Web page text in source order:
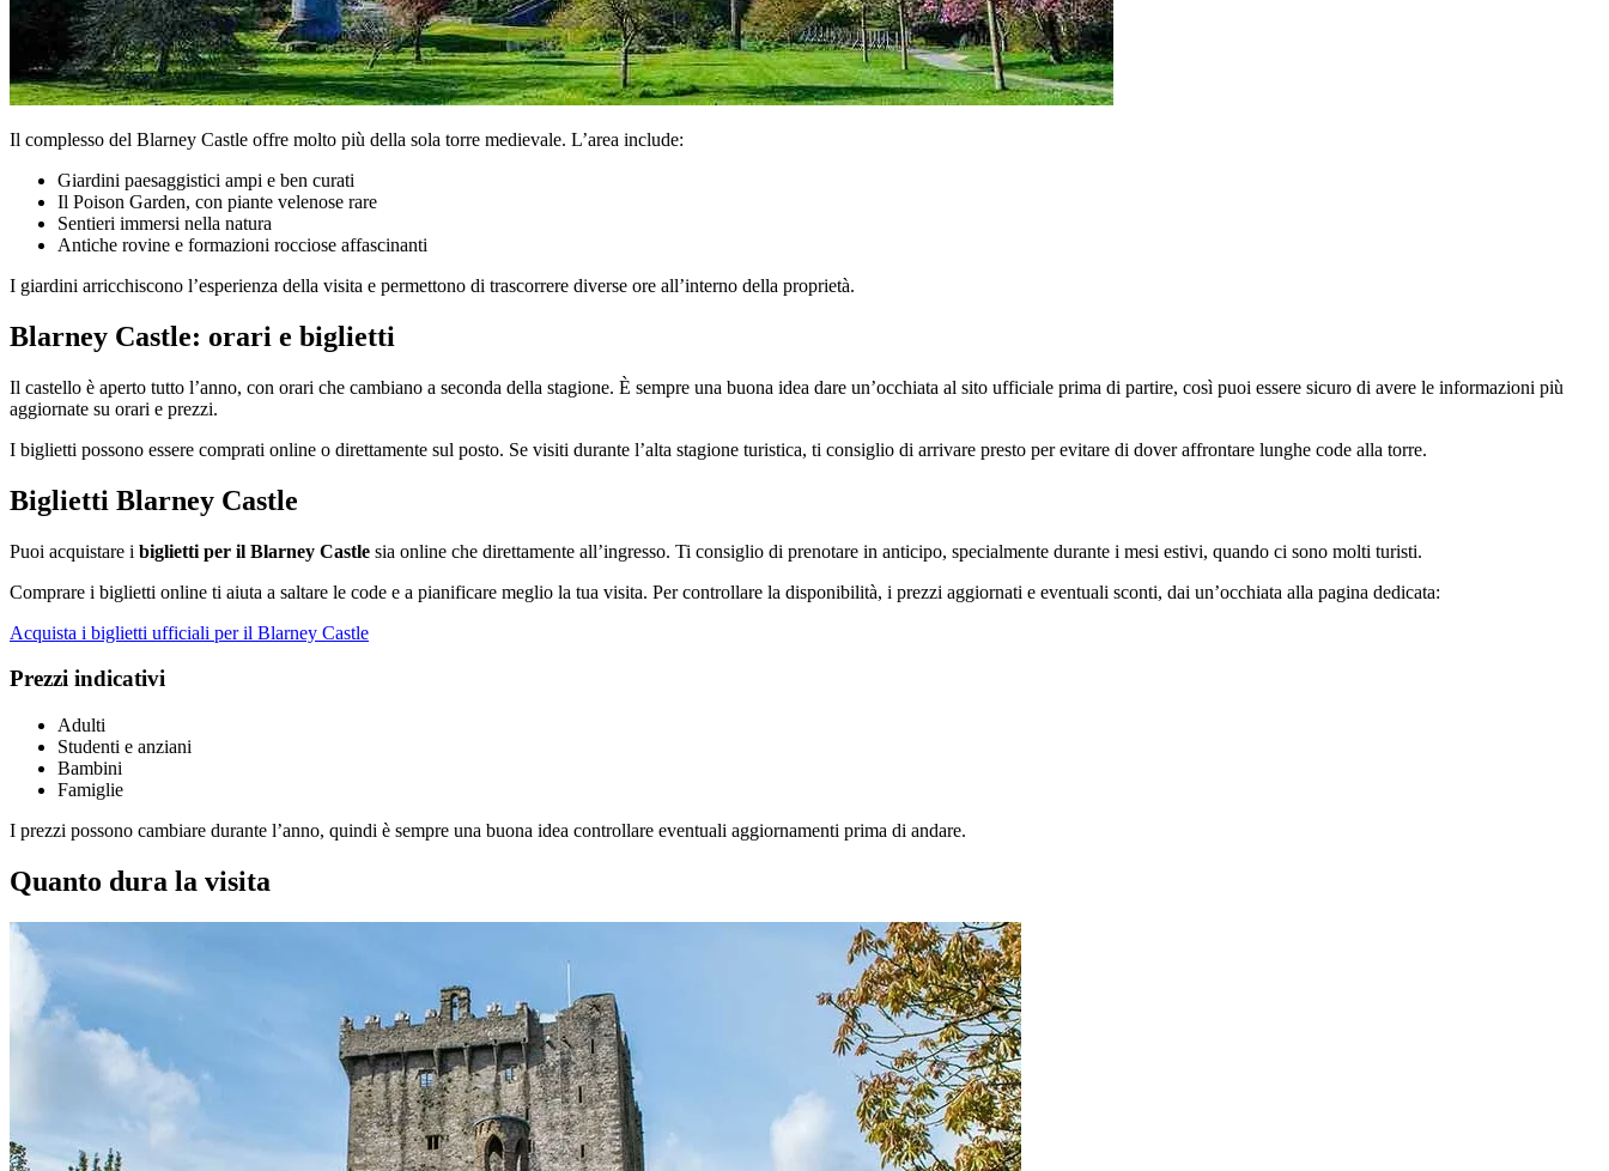
Il complesso del Blarney Castle offre molto più della sola torre medievale. L’area include:
Giardini paesaggistici ampi e ben curati
Il Poison Garden, con piante velenose rare
Sentieri immersi nella natura
Antiche rovine e formazioni rocciose affascinanti
I giardini arricchiscono l’esperienza della visita e permettono di trascorrere diverse ore all’interno della proprietà.
Blarney Castle: orari e biglietti
Il castello è aperto tutto l’anno, con orari che cambiano a seconda della stagione. È sempre una buona idea dare un’occhiata al sito ufficiale prima di partire, così puoi essere sicuro di avere le informazioni più
aggiornate su orari e prezzi.
I biglietti possono essere comprati online o direttamente sul posto. Se visiti durante l’alta stagione turistica, ti consiglio di arrivare presto per evitare di dover affrontare lunghe code alla torre.
Biglietti Blarney Castle
Puoi acquistare i biglietti per il Blarney Castle sia online che direttamente all’ingresso. Ti consiglio di prenotare in anticipo, specialmente durante i mesi estivi, quando ci sono molti turisti.
Comprare i biglietti online ti aiuta a saltare le code e a pianificare meglio la tua visita. Per controllare la disponibilità, i prezzi aggiornati e eventuali sconti, dai un’occhiata alla pagina dedicata:
Acquista i biglietti ufficiali per il Blarney Castle
Prezzi indicativi
Adulti
Studenti e anziani
Bambini
Famiglie
I prezzi possono cambiare durante l’anno, quindi è sempre una buona idea controllare eventuali aggiornamenti prima di andare.
Quanto dura la visita